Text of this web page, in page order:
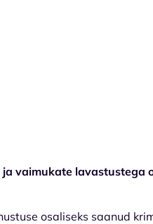
vaimukate lavastustega
osaliseks saanud